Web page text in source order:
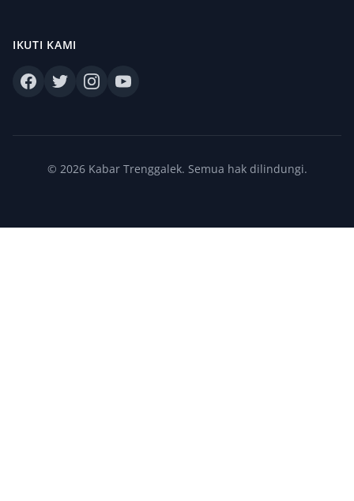
IKUTI KAMI
© 2026 Kabar Trenggalek. Semua hak dilindungi.